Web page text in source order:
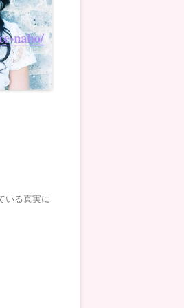
いる真実に